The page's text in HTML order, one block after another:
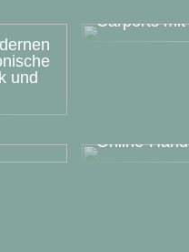
und
Carports
Online-